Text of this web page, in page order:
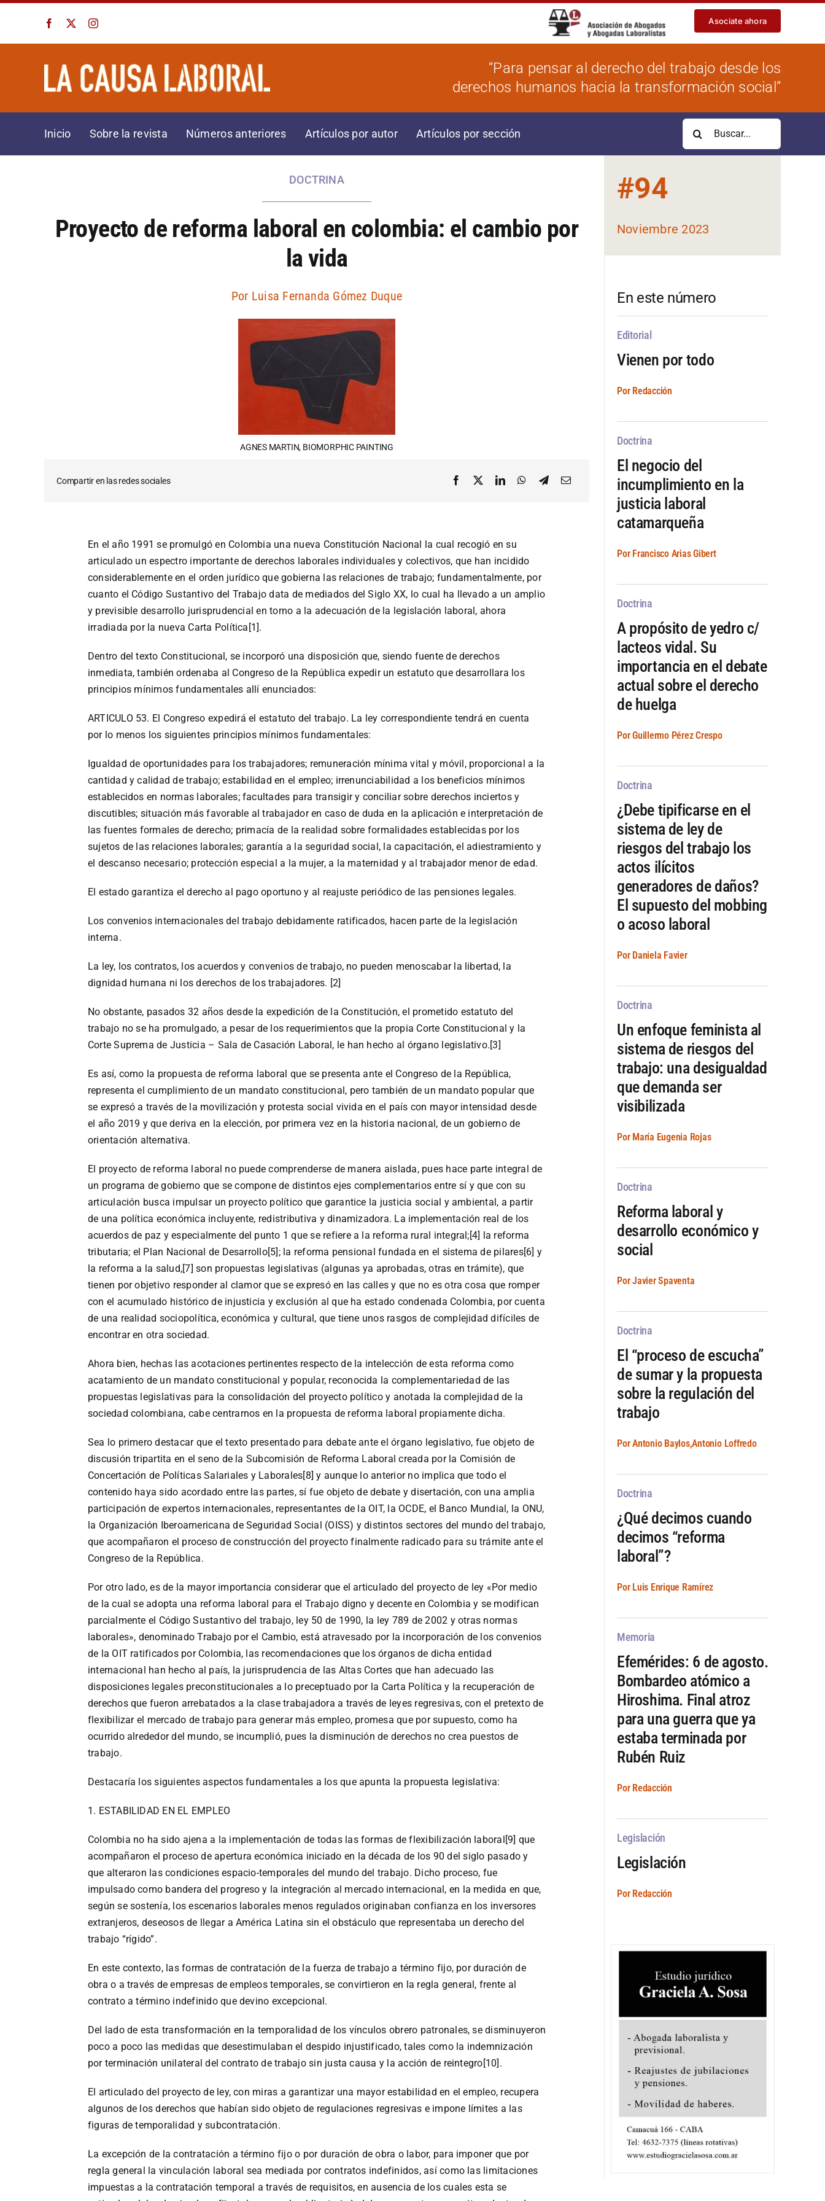
contenido
Asociate ahora
“Para pensar al derecho del trabajo desde los
derechos humanos hacia la transformación social”
Inicio Sobre la revista Números anteriores Artículos por autor Artículos por sección
Buscar:
DOCTRINA
Proyecto de reforma laboral en colombia: el cambio por
la vida
Por Luisa Fernanda Gómez Duque
AGNES MARTIN, BIOMORPHIC PAINTING
Compartir en las redes sociales
En el año 1991 se promulgó en Colombia una nueva Constitución Nacional la cual recogió en su
articulado un espectro importante de derechos laborales individuales y colectivos, que han incidido
considerablemente en el orden jurídico que gobierna las relaciones de trabajo; fundamentalmente, por
cuanto el Código Sustantivo del Trabajo data de mediados del Siglo XX, lo cual ha llevado a un amplio
y previsible desarrollo jurisprudencial en torno a la adecuación de la legislación laboral, ahora
irradiada por la nueva Carta Política[1].
Dentro del texto Constitucional, se incorporó una disposición que, siendo fuente de derechos
inmediata, también ordenaba al Congreso de la República expedir un estatuto que desarrollara los
principios mínimos fundamentales allí enunciados:
ARTICULO 53. El Congreso expedirá el estatuto del trabajo. La ley correspondiente tendrá en cuenta
por lo menos los siguientes principios mínimos fundamentales:
Igualdad de oportunidades para los trabajadores; remuneración mínima vital y móvil, proporcional a la
cantidad y calidad de trabajo; estabilidad en el empleo; irrenunciabilidad a los beneficios mínimos
establecidos en normas laborales; facultades para transigir y conciliar sobre derechos inciertos y
discutibles; situación más favorable al trabajador en caso de duda en la aplicación e interpretación de
las fuentes formales de derecho; primacía de la realidad sobre formalidades establecidas por los
sujetos de las relaciones laborales; garantía a la seguridad social, la capacitación, el adiestramiento y
el descanso necesario; protección especial a la mujer, a la maternidad y al trabajador menor de edad.
El estado garantiza el derecho al pago oportuno y al reajuste periódico de las pensiones legales.
Los convenios internacionales del trabajo debidamente ratificados, hacen parte de la legislación
interna.
La ley, los contratos, los acuerdos y convenios de trabajo, no pueden menoscabar la libertad, la
dignidad humana ni los derechos de los trabajadores. [2]
No obstante, pasados 32 años desde la expedición de la Constitución, el prometido estatuto del
trabajo no se ha promulgado, a pesar de los requerimientos que la propia Corte Constitucional y la
Corte Suprema de Justicia – Sala de Casación Laboral, le han hecho al órgano legislativo.[3]
Es así, como la propuesta de reforma laboral que se presenta ante el Congreso de la República,
representa el cumplimiento de un mandato constitucional, pero también de un mandato popular que
se expresó a través de la movilización y protesta social vivida en el país con mayor intensidad desde
el año 2019 y que deriva en la elección, por primera vez en la historia nacional, de un gobierno de
orientación alternativa.
El proyecto de reforma laboral no puede comprenderse de manera aislada, pues hace parte integral de
un programa de gobierno que se compone de distintos ejes complementarios entre sí y que con su
articulación busca impulsar un proyecto político que garantice la justicia social y ambiental, a partir
de una política económica incluyente, redistributiva y dinamizadora. La implementación real de los
acuerdos de paz y especialmente del punto 1 que se refiere a la reforma rural integral;[4] la reforma
tributaria; el Plan Nacional de Desarrollo[5]; la reforma pensional fundada en el sistema de pilares[6] y
la reforma a la salud,[7] son propuestas legislativas (algunas ya aprobadas, otras en trámite), que
tienen por objetivo responder al clamor que se expresó en las calles y que no es otra cosa que romper
con el acumulado histórico de injusticia y exclusión al que ha estado condenada Colombia, por cuenta
de una realidad sociopolítica, económica y cultural, que tiene unos rasgos de complejidad difíciles de
encontrar en otra sociedad.
Ahora bien, hechas las acotaciones pertinentes respecto de la intelección de esta reforma como
acatamiento de un mandato constitucional y popular, reconocida la complementariedad de las
propuestas legislativas para la consolidación del proyecto político y anotada la complejidad de la
sociedad colombiana, cabe centrarnos en la propuesta de reforma laboral propiamente dicha.
Sea lo primero destacar que el texto presentado para debate ante el órgano legislativo, fue objeto de
discusión tripartita en el seno de la Subcomisión de Reforma Laboral creada por la Comisión de
Concertación de Políticas Salariales y Laborales[8] y aunque lo anterior no implica que todo el
contenido haya sido acordado entre las partes, sí fue objeto de debate y disertación, con una amplia
participación de expertos internacionales, representantes de la OIT, la OCDE, el Banco Mundial, la ONU,
la Organización Iberoamericana de Seguridad Social (OISS) y distintos sectores del mundo del trabajo,
que acompañaron el proceso de construcción del proyecto finalmente radicado para su trámite ante el
Congreso de la República.
Por otro lado, es de la mayor importancia considerar que el articulado del proyecto de ley «Por medio
de la cual se adopta una reforma laboral para el Trabajo digno y decente en Colombia y se modifican
parcialmente el Código Sustantivo del trabajo, ley 50 de 1990, la ley 789 de 2002 y otras normas
laborales», denominado Trabajo por el Cambio, está atravesado por la incorporación de los convenios
de la OIT ratificados por Colombia, las recomendaciones que los órganos de dicha entidad
internacional han hecho al país, la jurisprudencia de las Altas Cortes que han adecuado las
disposiciones legales preconstitucionales a lo preceptuado por la Carta Política y la recuperación de
derechos que fueron arrebatados a la clase trabajadora a través de leyes regresivas, con el pretexto de
flexibilizar el mercado de trabajo para generar más empleo, promesa que por supuesto, como ha
ocurrido alrededor del mundo, se incumplió, pues la disminución de derechos no crea puestos de
trabajo.
Destacaría los siguientes aspectos fundamentales a los que apunta la propuesta legislativa:
1. ESTABILIDAD EN EL EMPLEO
Colombia no ha sido ajena a la implementación de todas las formas de flexibilización laboral[9] que
acompañaron el proceso de apertura económica iniciado en la década de los 90 del siglo pasado y
que alteraron las condiciones espacio-temporales del mundo del trabajo. Dicho proceso, fue
impulsado como bandera del progreso y la integración al mercado internacional, en la medida en que,
según se sostenía, los escenarios laborales menos regulados originaban confianza en los inversores
extranjeros, deseosos de llegar a América Latina sin el obstáculo que representaba un derecho del
trabajo “rígido”.
En este contexto, las formas de contratación de la fuerza de trabajo a término fijo, por duración de
obra o a través de empresas de empleos temporales, se convirtieron en la regla general, frente al
contrato a término indefinido que devino excepcional.
Del lado de esta transformación en la temporalidad de los vínculos obrero patronales, se disminuyeron
poco a poco las medidas que desestimulaban el despido injustificado, tales como la indemnización
por terminación unilateral del contrato de trabajo sin justa causa y la acción de reintegro[10].
El articulado del proyecto de ley, con miras a garantizar una mayor estabilidad en el empleo, recupera
algunos de los derechos que habían sido objeto de regulaciones regresivas e impone límites a las
figuras de temporalidad y subcontratación.
La excepción de la contratación a término fijo o por duración de obra o labor, para imponer que por
regla general la vinculación laboral sea mediada por contratos indefinidos, así como las limitaciones
impuestas a la contratación temporal a través de requisitos, en ausencia de los cuales esta se
#94
Noviembre 2023
En este número
Editorial
Vienen por todo
Por Redacción
Doctrina
El negocio del
incumplimiento en la
justicia laboral
catamarqueña
Por Francisco Arias Gibert
Doctrina
A propósito de yedro c/
lacteos vidal. Su
importancia en el debate
actual sobre el derecho
de huelga
Por Guillermo Pérez Crespo
Doctrina
¿Debe tipificarse en el
sistema de ley de
riesgos del trabajo los
actos ilícitos
generadores de daños?
El supuesto del mobbing
o acoso laboral
Por Daniela Favier
Doctrina
Un enfoque feminista al
sistema de riesgos del
trabajo: una desigualdad
que demanda ser
visibilizada
Por María Eugenia Rojas
Doctrina
Reforma laboral y
desarrollo económico y
social
Por Javier Spaventa
Doctrina
El “proceso de escucha”
de sumar y la propuesta
sobre la regulación del
trabajo
Por Antonio Baylos,Antonio Loffredo
Doctrina
¿Qué decimos cuando
decimos “reforma
laboral”?
Por Luis Enrique Ramírez
Memoria
Efemérides: 6 de agosto.
Bombardeo atómico a
Hiroshima. Final atroz
para una guerra que ya
estaba terminada por
Rubén Ruiz
Por Redacción
Legislación
Legislación
Por Redacción